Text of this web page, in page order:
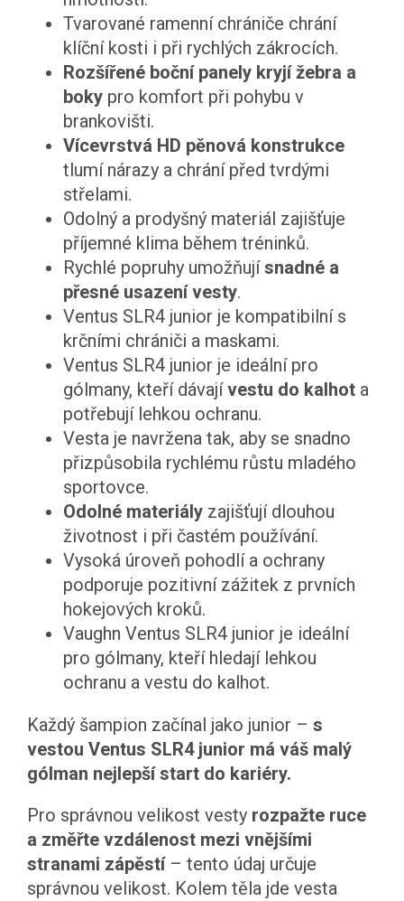
Tvarované ramenní chrániče chrání
klíční kosti i při rychlých zákrocích.
Rozšířené boční panely kryjí žebra a
boky pro komfort při pohybu v
brankovišti.
Vícevrstvá HD pěnová konstrukce
tlumí nárazy a chrání před tvrdými
střelami.
Odolný a prodyšný materiál zajišťuje
příjemné klima během tréninků.
Rychlé popruhy umožňujísnadné a
přesné usazení vesty.
Ventus SLR4 junior je kompatibilní s
krčními chrániči a maskami.
Ventus SLR4 junior je ideální pro
gólmany, kteří dávajívestu do kalhot a
potřebují lehkou ochranu.
Vesta je navržena tak, aby se snadno
přizpůsobila rychlému růstu mladého
sportovce.
Odolné materiály zajišťují dlouhou
životnost i při častém používání.
Vysoká úroveň pohodlí a ochrany
podporuje pozitivní zážitek z prvních
hokejových kroků.
Vaughn Ventus SLR4 junior je ideální
pro gólmany, kteří hledají lehkou
ochranu a vestu do kalhot.
Každý šampion začínal jako junior – s
vestou Ventus SLR4 junior má váš malý
gólman nejlepší start do kariéry.
Pro správnou velikost vesty rozpažte ruce
a změřte vzdálenost mezi vnějšími
stranami zápěstí– tento údaj určuje
správnou velikost. Kolem těla jde vesta